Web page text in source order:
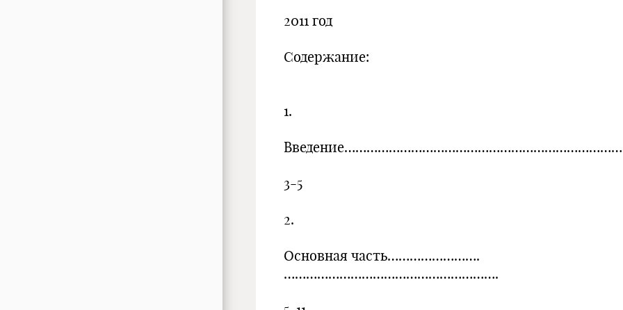
2011 год
Содержание:
1.
3-5
2.
Основная часть…………………….
………………………………………………….